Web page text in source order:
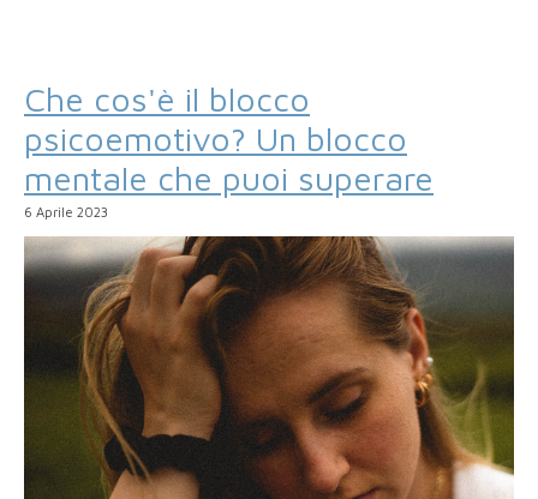
Che cos'è il blocco
psicoemotivo? Un blocco
mentale che puoi superare
6 Aprile 2023